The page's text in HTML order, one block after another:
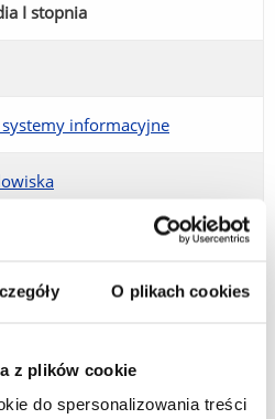
O plikach cookies
z plików cookie
do spersonalizowania treści
I stopnia
informacyjne
powietrza
w środowisku